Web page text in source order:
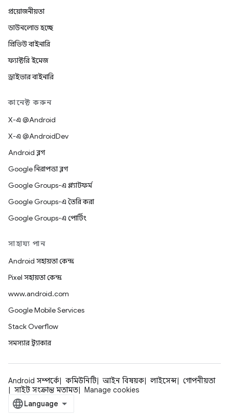
প্রয়োজনীয়তা
ডাউনলোড হচ্ছে
প্রিভিউ বাইনারি
ফ্যাক্টরি ইমেজ
ড্রাইভার বাইনারি
কানেক্ট করুন
X-এ @Android
X-এ @AndroidDev
Android ব্লগ
Google নিরাপত্তা ব্লগ
Google Groups-এ প্ল্যাটফর্ম
Google Groups-এ তৈরি করা
Google Groups-এ পোর্টিং
সাহায্য পান
Android সহায়তা কেন্দ্র
Pixel সহায়তা কেন্দ্র
www.android.com
Google Mobile Services
Stack Overflow
সমস্যার ট্র্যাকার
Android সম্পর্কে কমিউনিটি আইন বিষয়ক লাইসেন্স
গোপনীয়তা
সাইট সংক্রান্ত মতামত
Manage cookies